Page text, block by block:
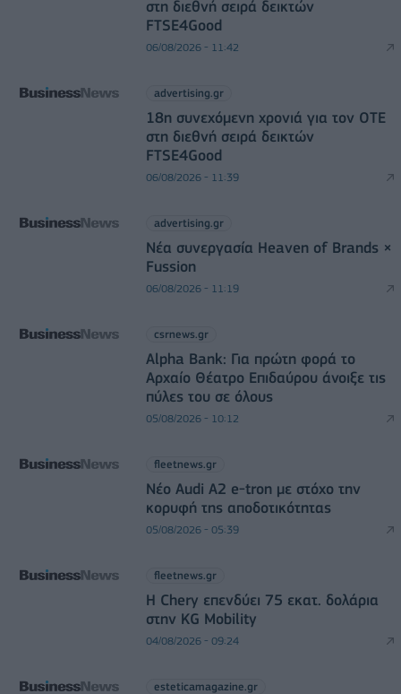
στη διεθνή σειρά δεικτών
FTSE4Good
06/08/2026 - 11:42
advertising.gr
18η συνεχόμενη χρονιά για τον ΟΤΕ
στη διεθνή σειρά δεικτών
FTSE4Good
06/08/2026 - 11:39
advertising.gr
Νέα συνεργασία Heaven of Brands ×
Fussion
06/08/2026 - 11:19
csrnews.gr
Alpha Bank: Για πρώτη φορά το
Αρχαίο Θέατρο Επιδαύρου άνοιξε τις
πύλες του σε όλους
05/08/2026 - 10:12
fleetnews.gr
Νέο Audi A2 e-tron με στόχο την
κορυφή της αποδοτικότητας
05/08/2026 - 05:39
fleetnews.gr
Η Chery επενδύει 75 εκατ. δολάρια
στην KG Mobility
04/08/2026 - 09:24
esteticamagazine.gr